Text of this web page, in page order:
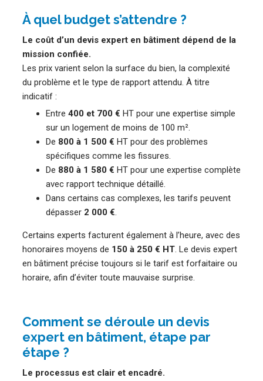
À quel budget s’attendre ?
Le coût d’un devis expert en bâtiment dépend de la
mission confiée.
Les prix varient selon la surface du bien, la complexité
du problème et le type de rapport attendu. À titre
indicatif :
Entre 400 et 700 € HT pour une expertise simple
sur un logement de moins de 100 m².
De 800 à 1 500 € HT pour des problèmes
spécifiques comme les fissures.
De 880 à 1 580 € HT pour une expertise complète
avec rapport technique détaillé.
Dans certains cas complexes, les tarifs peuvent
dépasser 2 000 €.
Certains experts facturent également à l’heure, avec des
honoraires moyens de 150 à 250 € HT. Le devis expert
en bâtiment précise toujours si le tarif est forfaitaire ou
horaire, afin d’éviter toute mauvaise surprise.
Comment se déroule un devis
expert en bâtiment, étape par
étape ?
Le processus est clair et encadré.